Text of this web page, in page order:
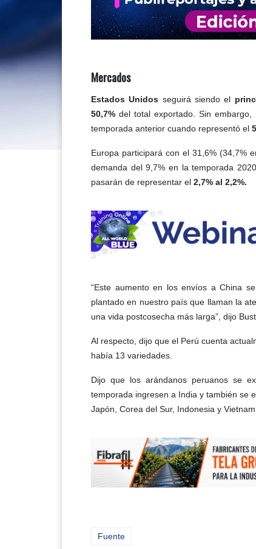
Mercados
Estados Unidos seguirá siendo el
50,7% del total exportado. Sin
temporada anterior cuando representó el
Europa participará con el 31,6% (34,7%
demanda del 9,7% en la temporada
pasarán de representar el 2,7% al 2,2%.
“Este aumento en los envíos a China
plantado en nuestro país que llaman la
una vida postcosecha más larga”, dijo
Al respecto, dijo que el Perú cuenta
había 13 variedades.
Dijo que los arándanos peruanos se
temporada ingresen a India y también se
Japón, Corea del Sur, Indonesia y
Fuente